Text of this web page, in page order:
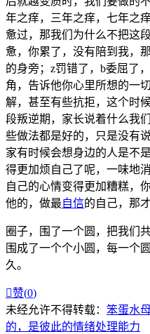
年之痒，三年之痒，七年之
惫过，那我们为什么不把这
惫，你累了，没有陪到我，
的身旁；z罚错了，b委屈了
角，告诉他你心里所想的一
解，甚至有些抗拒，这个时
段叛逆期，家长说着什么我
些做法都是好的，只是没有
家有时候会想身边的人是不
得更加烦自己了呢，一味地
自己的心情变得更加糟糕，
他的，做最自信的自己，那
圈子，围了一个圆，把我们
围成了一个个小圆，每一个
久。
赞(0)
未经允许不得转载： 笨蛋水母
的，是彼此的情绪处理能力